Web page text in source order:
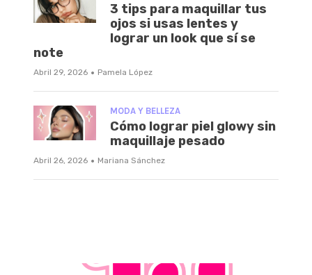
3 tips para maquillar tus
ojos si usas lentes y
lograr un look que sí se
note
Abril 29, 2026 · Pamela López
MODA Y BELLEZA
Cómo lograr piel glowy sin
maquillaje pesado
Abril 26, 2026 · Mariana Sánchez